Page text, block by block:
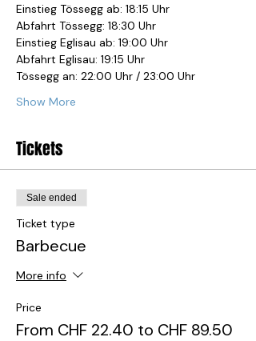
Einstieg Tössegg ab: 18:15 Uhr
Abfahrt Tössegg: 18:30 Uhr
Einstieg Eglisau ab: 19:00 Uhr
Abfahrt Eglisau: 19:15 Uhr
Tössegg an: 22:00 Uhr / 23:00 Uhr
Show More
Tickets
Sale ended
Ticket type
Barbecue
More info
Price
From CHF 22.40 to CHF 89.50